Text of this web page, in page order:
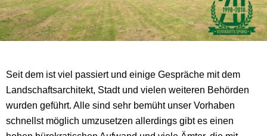
Seit dem ist viel passiert und einige Gespräche mit dem
Landschaftsarchitekt, Stadt und vielen weiteren Behörden
wurden geführt. Alle sind sehr bemüht unser Vorhaben
schnellst möglich umzusetzen allerdings gibt es einen